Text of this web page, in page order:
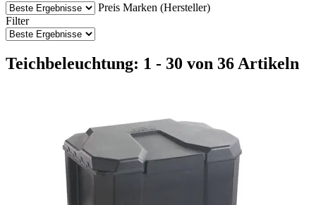
Preis Marken (Hersteller)
Filter
Teichbeleuchtung: 1 - 30 von 36 Artikeln